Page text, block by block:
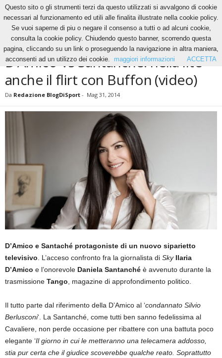
News D’Amico Vs Santanché: nella lite anche il flirt con Buffon (video)
NEWS
D’Amico Vs Santanché: nella lite
anche il flirt con Buffon (video)
Da Redazione BlogDiSport - Mag 31, 2014
D’Amico e Santaché protagoniste di un nuovo siparietto
televisivo . L’acceso confronto fra la giornalista di Sky Ilaria
D’Amico e l’onorevole Daniela Santanché è avvenuto durante la
trasmissione Tango , magazine di approfondimento politico.
Il tutto parte dal riferimento della D’Amico al ‘condannato Silvio
Berlusconi‘. La Santanché, come tutti ben sanno fedelissima al
Cavaliere, non perde occasione per ribattere con una battuta poco
elegante ‘Il giorno in cui le metteranno una telecamera addosso,
stia pur certa che il giudice scoverebbe qualche reato. Soprattutto
Questo sito o gli strumenti terzi da questo utilizzati si avvalgono di cookie
necessari al funzionamento ed utili alle finalita illustrate nella cookie policy.
Se vuoi saperne di piu o negare il consenso a tutti o ad alcuni cookie,
consulta la cookie policy. Chiudendo questo banner, scorrendo questa
pagina, cliccando su un link o proseguendo la navigazione in altra maniera,
acconsenti ad un utilizzo dei cookie.
maggiori informazioni ACCETTA